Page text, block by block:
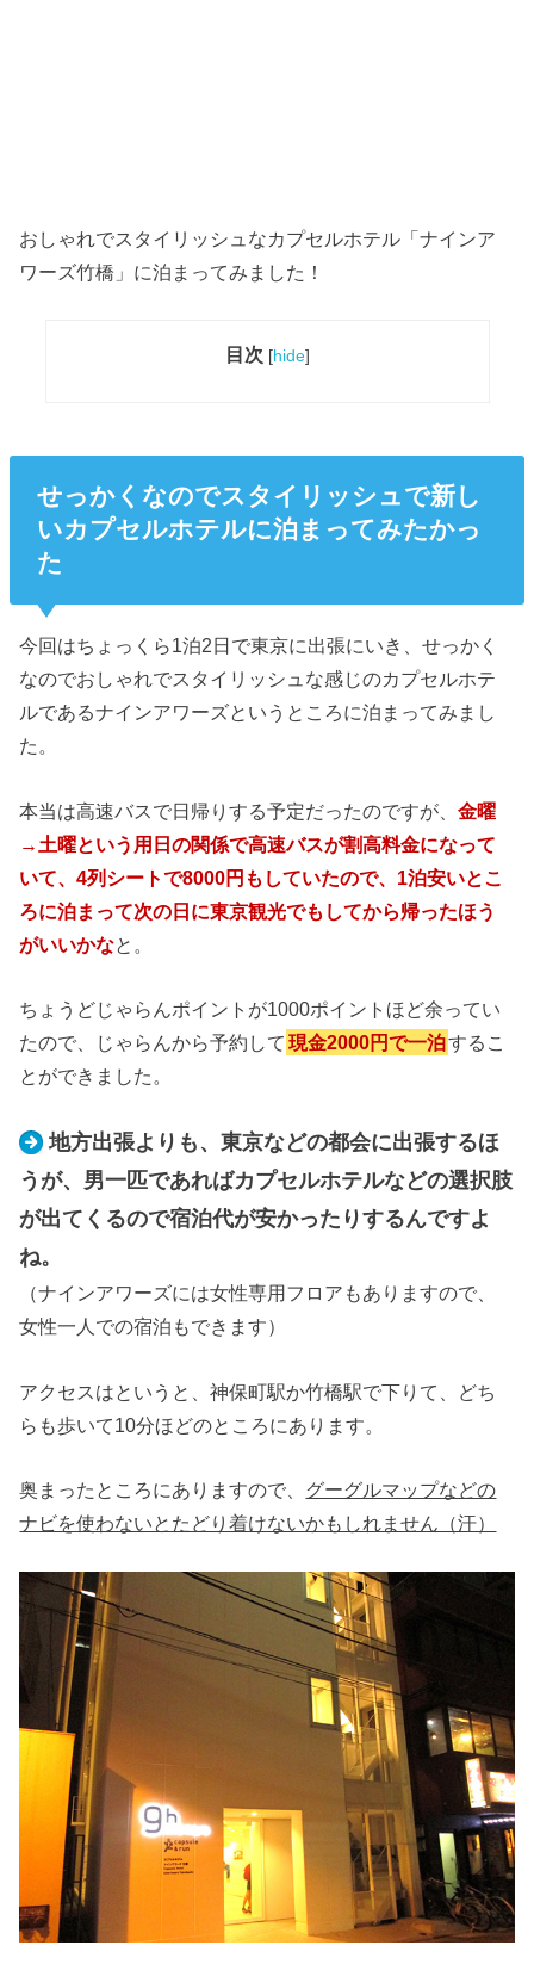
おしゃれでスタイリッシュなカプセルホテル「ナインア
ワーズ竹橋」に泊まってみました！
目次 [hide]
せっかくなのでスタイリッシュで新し
いカプセルホテルに泊まってみたかっ
た
今回はちょっくら1泊2日で東京に出張にいき、せっかく
なのでおしゃれでスタイリッシュな感じのカプセルホテ
ルであるナインアワーズというところに泊まってみまし
た。
本当は高速バスで日帰りする予定だったのですが、金曜
→土曜という用日の関係で高速バスが割高料金になって
いて、4列シートで8000円もしていたので、1泊安いとこ
ろに泊まって次の日に東京観光でもしてから帰ったほう
がいいかなと。
ちょうどじゃらんポイントが1000ポイントほど余ってい
たので、じゃらんから予約して 現金2000円で一泊するこ
とができました。
地方出張よりも、東京などの都会に出張するほ
うが、男一匹であればカプセルホテルなどの選択肢
が出てくるので宿泊代が安かったりするんですよ
ね。
（ナインアワーズには女性専用フロアもありますので、
女性一人での宿泊もできます）
アクセスはというと、神保町駅か竹橋駅で下りて、どち
らも歩いて10分ほどのところにあります。
奥まったところにありますので、 グーグルマップなどの
ナビを使わないとたどり着けないかもしれません（汗）